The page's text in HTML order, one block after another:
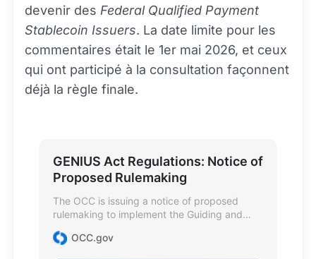
devenir des Federal Qualified Payment
Stablecoin Issuers. La date limite pour les
commentaires était le 1er mai 2026, et ceux
qui ont participé à la consultation façonnent
déjà la règle finale.
GENIUS Act Regulations: Notice of
Proposed Rulemaking
The OCC is issuing a notice of proposed
rulemaking to implement the Guiding and
Stablecoins (GENIUS) Act regarding the
OCC.gov